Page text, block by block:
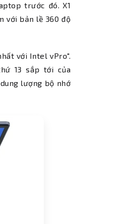
trước đó. X1
với bản lề 360 độ
với Intel vPro".
13 sắp tới của
lượng bộ nhớ